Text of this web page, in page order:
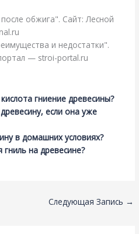
обжига". Сайт: Лесной
и недостатки".
— stroi-portal.ru
гниение древесины?
если она уже
в домашних условиях?
на древесине?
Следующая Запись →